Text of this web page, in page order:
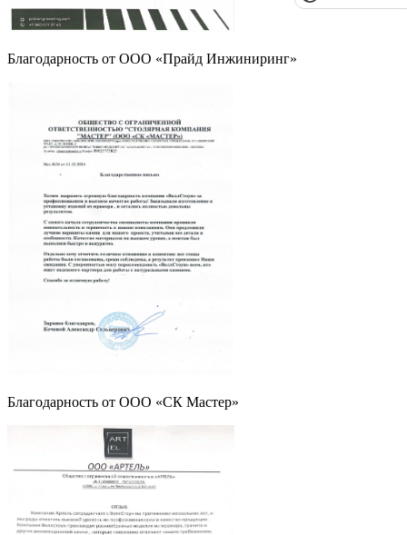
Благодарность от ООО «Прайд Инжиниринг»
Благодарность от ООО «СК Мастер»